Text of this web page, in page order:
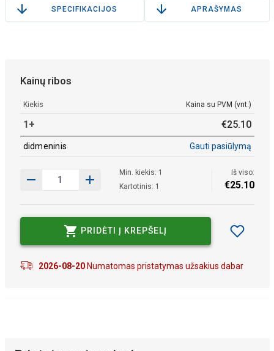
SPECIFIKACIJOS APRAŠYMAS
Kainų ribos
Kiekis Kaina su PVM (vnt.)
1+ €25.10
didmeninis Gauti pasiūlymą
Min. kiekis: 1
Kartotinis: 1
Iš viso:
€25.10
PRIDĖTI Į KREPŠELĮ
2026-08-20Numatomas pristatymas užsakius dabar